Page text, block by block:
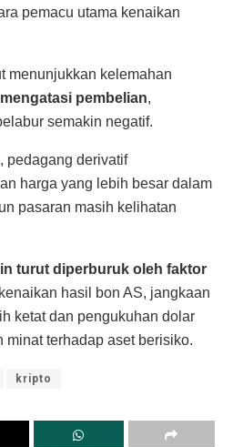
pemacu utama kenaikan
menunjukkan kelemahan
pembelian,
semakin negatif.
pedagang derivatif
harga yang lebih besar dalam
pasaran masih kelihatan
turut diperburuk oleh faktor
hasil bon AS, jangkaan
ketat dan pengukuhan dolar
minat terhadap aset berisiko.
kripto